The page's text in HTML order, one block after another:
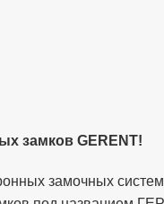
замков GERENT!
замочных